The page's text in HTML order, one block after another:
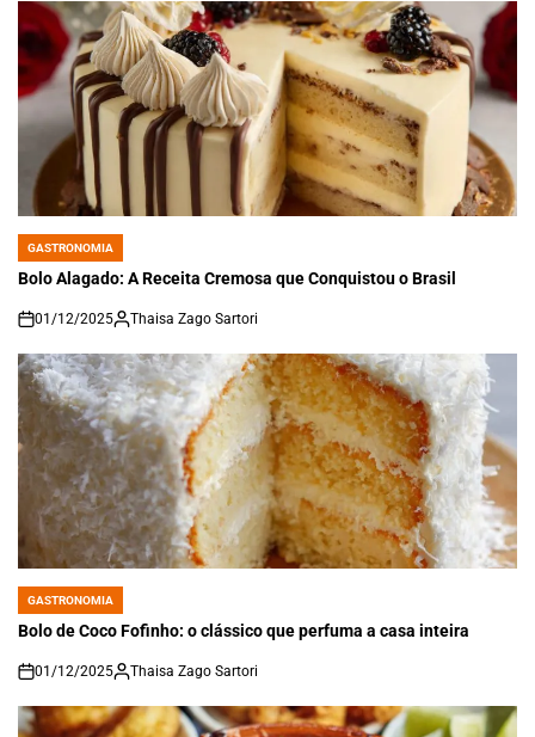
POSTED
IN
GASTRONOMIA
Bolo Alagado: A Receita Cremosa que Conquistou o Brasil
on
01/12/2025 Thaisa Zago Sartori
POSTED
IN
GASTRONOMIA
Bolo de Coco Fofinho: o clássico que perfuma a casa inteira
on
01/12/2025 Thaisa Zago Sartori